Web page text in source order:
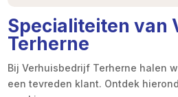
Specialiteiten van
Terherne
Bij Verhuisbedrijf Terherne halen
een tevreden klant. Ontdek